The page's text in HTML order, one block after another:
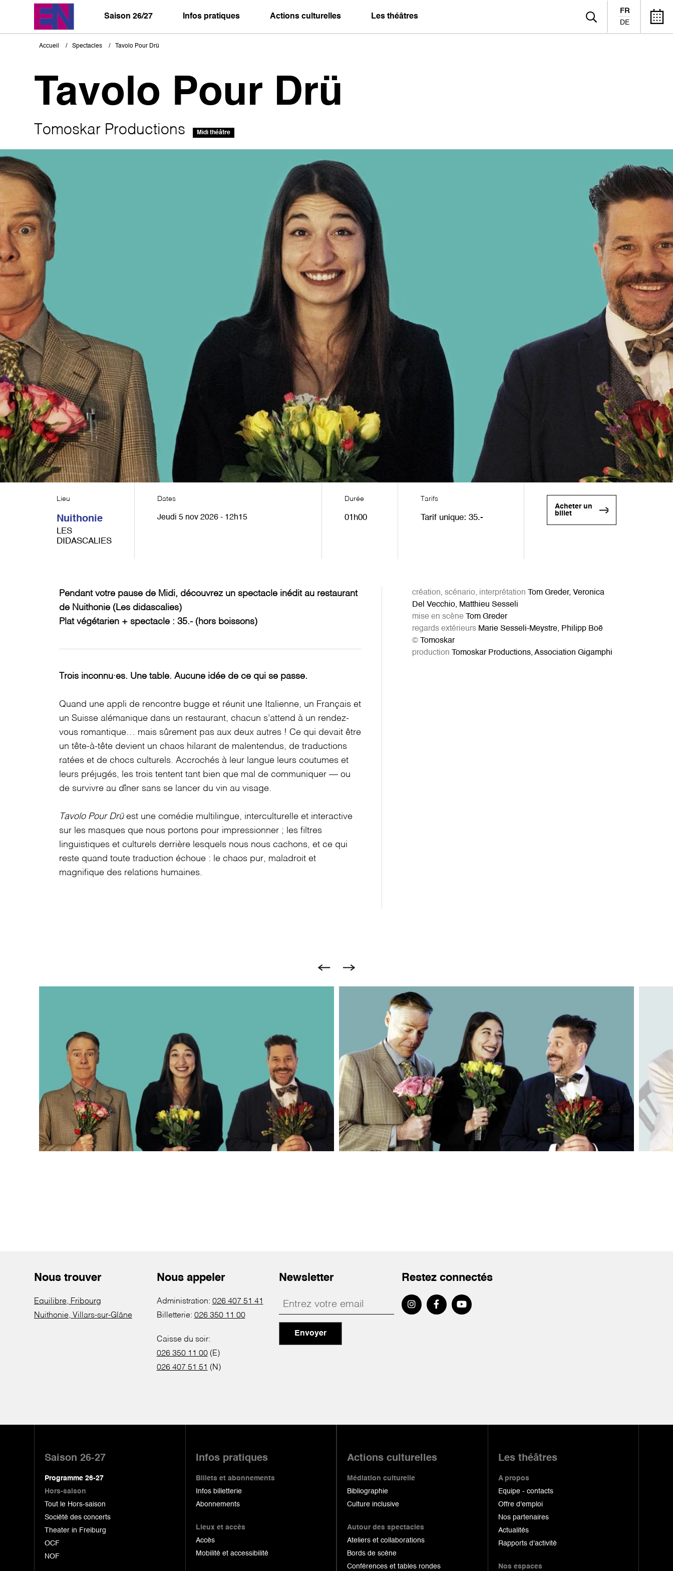
Saison 26/27 Infos pratiques Actions culturelles Les théâtres
FR
DE
Fil
Accueil Spectacles Tavolo Pour Drü
Tavolo Pour Drü
Tomoskar Productions Midi théâtre
Lieu
Nuithonie
LES
DIDASCALIES
Dates
Jeudi 5 nov 2026 - 12h15
Durée
01h00
Tarifs
Tarif unique 35
Acheter un
billet
Pendant votre pause de Midi, découvrez un spectacle inédit au restaurant
de Nuithonie (Les didascalies)
Plat végétarien + spectacle : 35.- (hors boissons)
Trois inconnu·es. Une table. Aucune idée de ce qui se passe.
Quand une appli de rencontre bugge et réunit une Italienne, un Français et
un Suisse alémanique dans un restaurant, chacun s’attend à un rendez-
vous romantique… mais sûrement pas aux deux autres ! Ce qui devait être
un tête-à-tête devient un chaos hilarant de malentendus, de traductions
ratées et de chocs culturels. Accrochés à leur langue leurs coutumes et
leurs préjugés, les trois tentent tant bien que mal de communiquer — ou
de survivre au dîner sans se lancer du vin au visage.
Tavolo Pour Drü est une comédie multilingue, interculturelle et interactive
sur les masques que nous portons pour impressionner ; les ﬁltres
linguistiques et culturels derrière lesquels nous nous cachons, et ce qui
reste quand toute traduction échoue : le chaos pur, maladroit et
magniﬁque des relations humaines.
création, scénario, interprétation
Tom Greder, Veronica
Del Vecchio, Matthieu Sesseli
mise en scèneTom Greder
regards extérieursMarie Sesseli-Meystre, Philipp Boë
©Tomoskar
production Tomoskar Productions, Association Gigamphi
Nous trouver
Equilibre, Fribourg
Nuithonie, Villars-sur-Glâne
Nous appeler
Administration: 026 407 51 41
Billetterie: 026 350 11 00
Caisse du soir:
026 350 11 00(E)
026 407 51 51 (N)
Newsletter
Envoyer
Restez connectés
Saison 26-27
Programme 26-27
Hors-saison
Tout le Hors-saison
Société des concerts
Theater in Freiburg
OCF
NOF
Infos pratiques
Billets et abonnements
Infos billetterie
Abonnements
Lieux et accès
Accès
Mobilité et accessibilité
Actions culturelles
Médiation culturelle
Bibliographie
Culture inclusive
Autour des spectacles
Ateliers et collaborations
Bords de scène
Conférences et tables rondes
Les théâtres
A propos
Equipe - contacts
Offre d'emploi
Nos partenaires
Actualités
Rapports d'activité
Nos espaces